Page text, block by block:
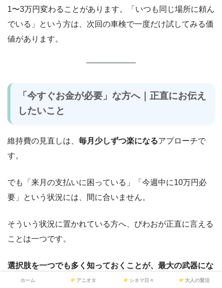
1〜3万円変わることがあります。「いつも同じ場所に頼ん
でいる」という方は、次回の車検で一度だけ試してみる価
値があります。
「今すぐお金が必要」な方へ｜正直にお伝え
したいこと
維持費の見直しは、 毎月少しずつ楽になるアプローチで
す。
でも「来月の支払いに困っている」「今週中に10万円必
要」という状況には、間に合いません。
そういう状況に置かれている方へ、びわおが正直に言える
ことは一つです。
選択肢を一つでも多く知っておくことが、最大の武器にな
ります。
ホーム アニオタ シネマ日々 大人の賢活